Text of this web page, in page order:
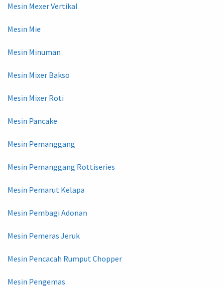
Mesin Mexer Vertikal
Mesin Mie
Mesin Minuman
Mesin Mixer Bakso
Mesin Mixer Roti
Mesin Pancake
Mesin Pemanggang
Mesin Pemanggang Rottiseries
Mesin Pemarut Kelapa
Mesin Pembagi Adonan
Mesin Pemeras Jeruk
Mesin Pencacah Rumput Chopper
Mesin Pengemas